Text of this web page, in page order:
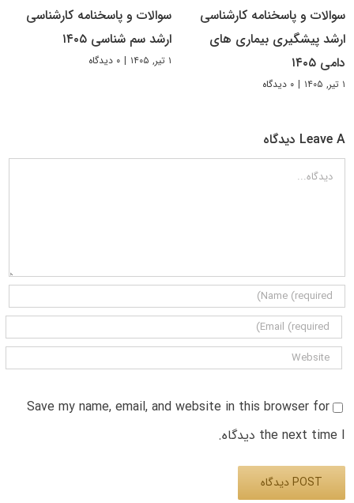
سوالات و پاسخنامه کارشناسی
ارشد پیشگیری بیماری های
دامی ۱۴۰۵
۱ تیر, ۱۴۰۵ | ۰ دیدگاه
سوالات و پاسخنامه کارشناسی
ارشد سم شناسی ۱۴۰۵
۱ تیر, ۱۴۰۵ | ۰ دیدگاه
Leave A دیدگاه
دیدگاه
Save my name, email, and website in this browser for
the next time I دیدگاه.